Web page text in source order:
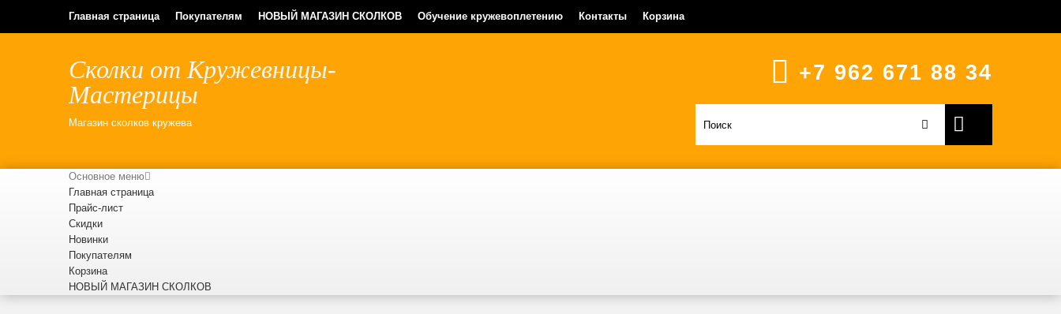
Главная страница Покупателям НОВЫЙ МАГАЗИН СКОЛКОВ Обучение кружевоплетению Контакты Корзина
Сколки от Кружевницы-
Мастерицы
Магазин сколков кружева
+7 962 671 88 34
Основное меню
Главная страница
Прайс-лист
Скидки
Новинки
Покупателям
Корзина
НОВЫЙ МАГАЗИН СКОЛКОВ